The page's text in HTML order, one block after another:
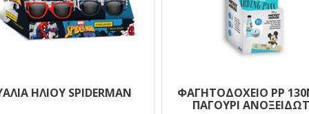
ΗΛΙΟΥ SPIDERMAN
ΦΑΓΗΤΟΔΟΧΕΙΟ PP
ΠΑΓΟΥΡΙ